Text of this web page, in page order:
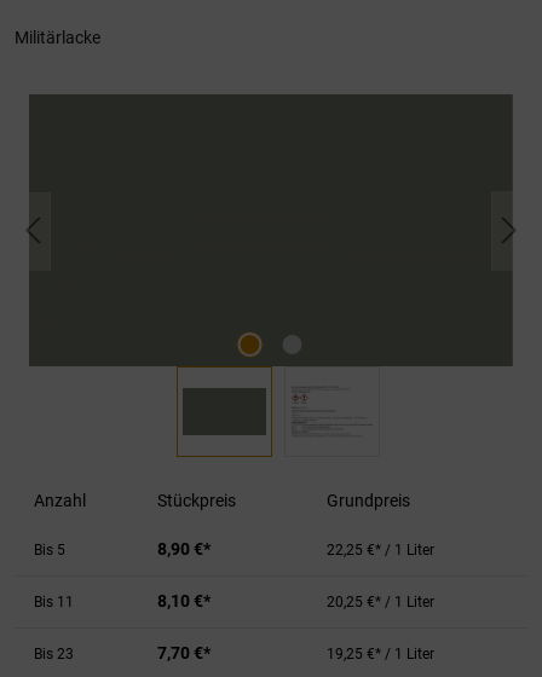
Militärlacke
Anzahl Stückpreis Grundpreis
Bis 5 8,90 €* 22,25 €* / 1 Liter
Bis 11 8,10 €* 20,25 €* / 1 Liter
Bis 23 7,70 €* 19,25 €* / 1 Liter